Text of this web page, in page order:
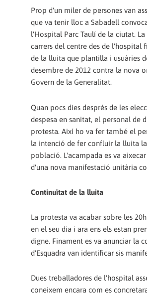
Prop d'un miler de persones van
que va tenir lloc a Sabadell
l'Hospital Parc Taulí de la ciutat.
carrers del centre des de l'hospital
de la lluita que plantilla i usuàries
desembre de 2012 contra la nova
Govern de la Generalitat.
Quan pocs dies després de les
despesa en sanitat, el personal de
protesta. Així ho va fer també el
la intenció de fer confluir la lluita
població. L'acampada es va
d'una nova manifestació unitària
Continuïtat de la lluita
La protesta va acabar sobre les
en el seu dia i ara ens els estan
digne. Finament es va anunciar la
d'Esquadra van identificar sis
Dues treballadores de l'hospital
coneixem encara com es